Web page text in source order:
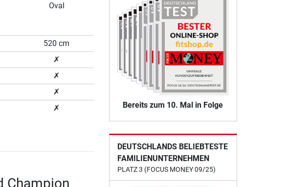
Oval
520 cm
✗
✗
✗
✗
Champion
Bereits zum 10. Mal in Folge
DEUTSCHLANDS BELIEBTESTE
FAMILIENUNTERNEHMEN
PLATZ 3 (FOCUS MONEY 09/25)